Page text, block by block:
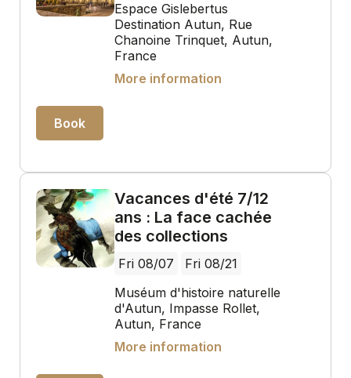
Espace Gislebertus
Destination Autun, Rue
Chanoine Trinquet, Autun,
France
More information
Book
Vacances d'été 7/12
ans : La face cachée
des collections
Fri 08/07
Fri 08/21
Muséum d'histoire naturelle
d'Autun, Impasse Rollet,
Autun, France
More information